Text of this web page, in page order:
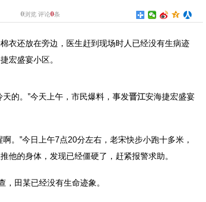
0浏览 评论0条
衣还放在旁边，医生赶到现场时人已经没有生病迹
宏盛宴小区。
的。”今天上午，市民爆料，事发晋江安海捷宏盛宴
。”今日上午7点20分左右，老宋快步小跑十多米，
他的身体，发现已经僵硬了，赶紧报警求助。
，田某已经没有生命迹象。